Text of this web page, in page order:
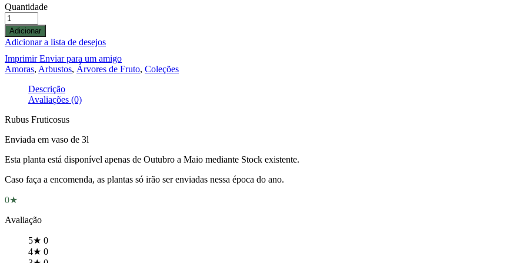
Quantidade
Adicionar
Adicionar a lista de desejos
ImprimirEnviar para um amigo
Amoras, Arbustos, Árvores de Fruto, Coleções
Descrição
Avaliações (0)
Rubus Fruticosus
Enviada em vaso de 3l
Esta planta está disponível apenas de Outubro a Maio mediante Stock existente.
Caso faça a encomenda, as plantas só irão ser enviadas nessa época do ano.
0★
Avaliação
5★ 0
4★ 0